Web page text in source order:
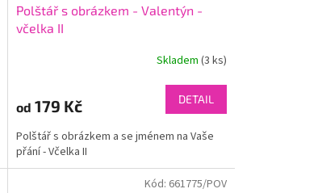
Polštář s obrázkem - Valentýn -
včelka II
Skladem (3 ks)
od 179 Kč DETAIL
Polštář s obrázkem a se jménem na Vaše
přání - Včelka II
Kód: 661775/POV